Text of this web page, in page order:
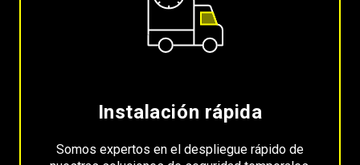
Instalación rápida
Somos expertos en el despliegue rápido de